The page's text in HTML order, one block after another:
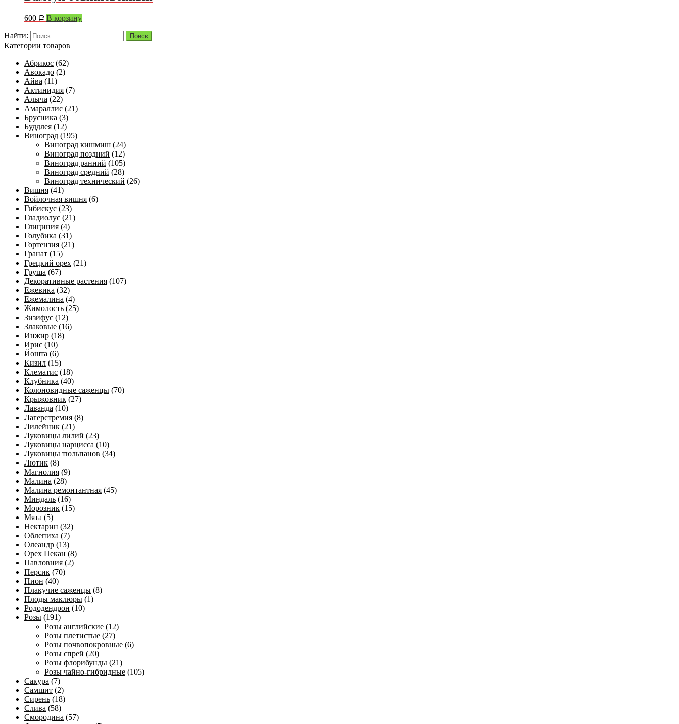
600 Р В корзину
Найти:
Категории товаров
Абрикос (62)
Авокадо (2)
Айва (11)
Актинидия (7)
Алыча (22)
Амараллис (21)
Брусника (3)
Буддлея (12)
Виноград (195)
Виноград кишмиш (24)
Виноград поздний (12)
Виноград ранний (105)
Виноград средний (28)
Виноград технический (26)
Вишня (41)
Войлочная вишня (6)
Гибискус (23)
Гладиолус (21)
Глициния (4)
Голубика (31)
Гортензия (21)
Гранат (15)
Грецкий орех (21)
Груша (67)
Декоративные растения (107)
Ежевика (32)
Ежемалина (4)
Жимолость (25)
Зизифус (12)
Злаковые (16)
Инжир (18)
Ирис (10)
Йошта (6)
Кизил (15)
Клематис (18)
Клубника (40)
Колоновидные саженцы (70)
Крыжовник (27)
Лаванда (10)
Лагерстремия (8)
Лилейник (21)
Луковицы лилий (23)
Луковицы нарцисса (10)
Луковицы тюльпанов (34)
Лютик (8)
Магнолия (9)
Малина (28)
Малина ремонтантная (45)
Миндаль (16)
Морозник (15)
Мята (5)
Нектарин (32)
Облепиха (7)
Олеандр (13)
Орех Пекан (8)
Павловния (2)
Персик (70)
Пион (40)
Плакучие саженцы (8)
Плоды маклюры (1)
Рододендрон (10)
Розы (191)
Розы английские (12)
Розы плетистые (27)
Розы почвопокровные (6)
Розы спрей (20)
Розы флорибунды (21)
Розы чайно-гибридные (105)
Сакура (7)
Самшит (2)
Сирень (18)
Слива (58)
Смородина (57)